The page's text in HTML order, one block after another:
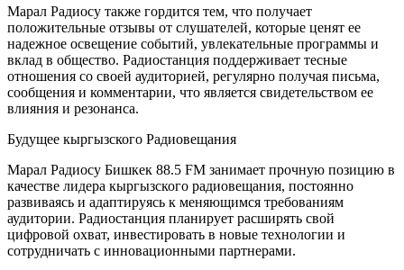
Марал Радиосу также гордится тем, что получает
положительные отзывы от слушателей, которые ценят ее
надежное освещение событий, увлекательные программы и
вклад в общество. Радиостанция поддерживает тесные
отношения со своей аудиторией, регулярно получая письма,
сообщения и комментарии, что является свидетельством ее
влияния и резонанса.
Будущее кыргызского Радиовещания
Марал Радиосу Бишкек 88.5 FM занимает прочную позицию в
качестве лидера кыргызского радиовещания, постоянно
развиваясь и адаптируясь к меняющимся требованиям
аудитории. Радиостанция планирует расширять свой
цифровой охват, инвестировать в новые технологии и
сотрудничать с инновационными партнерами.